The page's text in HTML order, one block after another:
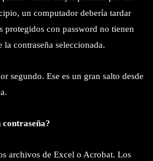
un computador debería tardar
protegidos con password no tienen
contraseña seleccionada.
segundo. Ese es un gran salto desde
archivos de Excel o Acrobat. Los